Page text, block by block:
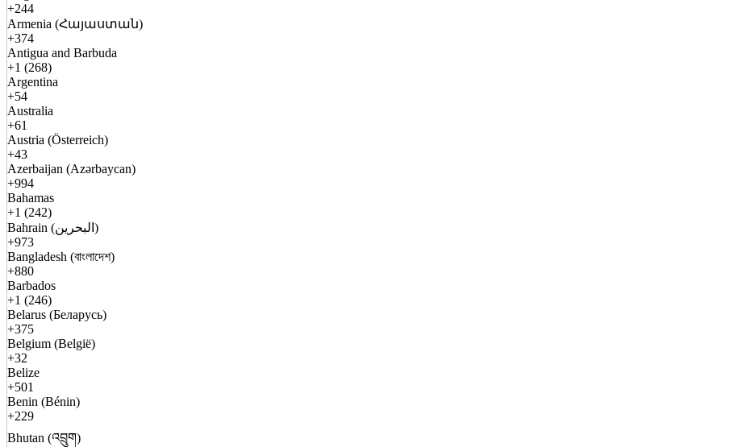
+244
Armenia (Հայաստան)
+374
Antigua and Barbuda
+1 (268)
Argentina
+54
Australia
+61
Austria (Österreich)
+43
Azerbaijan (Azərbaycan)
+994
Bahamas
+1 (242)
Bahrain (البحرين)
+973
Bangladesh (বাংলাদেশ)
+880
Barbados
+1 (246)
Belarus (Беларусь)
+375
Belgium (België)
+32
Belize
+501
Benin (Bénin)
+229
Bhutan (འབྲུག)